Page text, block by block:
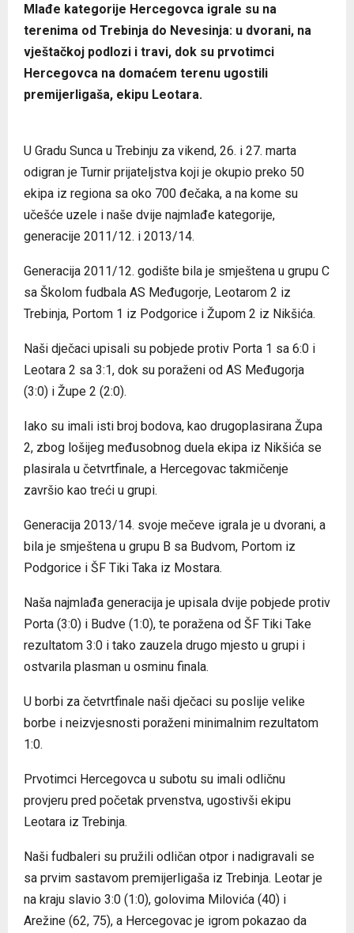
Mlađe kategorije Hercegovca igrale su na
terenima od Trebinja do Nevesinja: u dvorani, na
vještačkoj podlozi i travi, dok su prvotimci
Hercegovca na domaćem terenu ugostili
premijerligaša, ekipu Leotara.
U Gradu Sunca u Trebinju za vikend, 26. i 27. marta
odigran je Turnir prijateljstva koji je okupio preko 50
ekipa iz regiona sa oko 700 đečaka, a na kome su
učešće uzele i naše dvije najmlađe kategorije,
generacije 2011/12. i 2013/14.
Generacija 2011/12. godište bila je smještena u grupu C
sa Školom fudbala AS Međugorje, Leotarom 2 iz
Trebinja, Portom 1 iz Podgorice i Župom 2 iz Nikšića.
Naši dječaci upisali su pobjede protiv Porta 1 sa 6:0 i
Leotara 2 sa 3:1, dok su poraženi od AS Međugorja
(3:0) i Župe 2 (2:0).
Iako su imali isti broj bodova, kao drugoplasirana Župa
2, zbog lošijeg međusobnog duela ekipa iz Nikšića se
plasirala u četvrtfinale, a Hercegovac takmičenje
završio kao treći u grupi.
Generacija 2013/14. svoje mečeve igrala je u dvorani, a
bila je smještena u grupu B sa Budvom, Portom iz
Podgorice i ŠF Tiki Taka iz Mostara.
Naša najmlađa generacija je upisala dvije pobjede protiv
Porta (3:0) i Budve (1:0), te poražena od ŠF Tiki Take
rezultatom 3:0 i tako zauzela drugo mjesto u grupi i
ostvarila plasman u osminu finala.
U borbi za četvrtfinale naši dječaci su poslije velike
borbe i neizvjesnosti poraženi minimalnim rezultatom
1:0.
Prvotimci Hercegovca u subotu su imali odličnu
provjeru pred početak prvenstva, ugostivši ekipu
Leotara iz Trebinja.
Naši fudbaleri su pružili odličan otpor i nadigravali se
sa prvim sastavom premijerligaša iz Trebinja. Leotar je
na kraju slavio 3:0 (1:0), golovima Milovića (40) i
Arežine (62, 75), a Hercegovac je igrom pokazao da